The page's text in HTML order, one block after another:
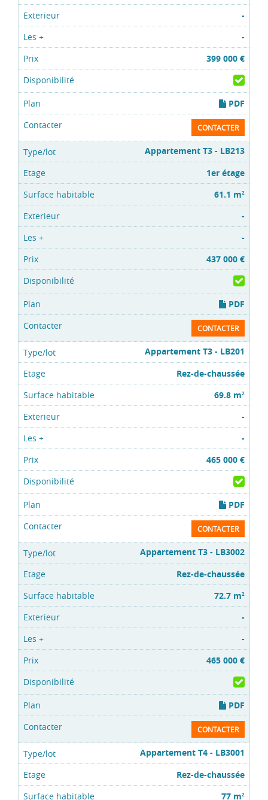
-
-
399 000 €
PDF
CONTACTER
Appartement T3 - LB213
1er étage
61.1 m2
-
-
437 000 €
PDF
CONTACTER
Appartement T3 - LB201
Rez-de-chaussée
69.8 m2
-
-
465 000 €
PDF
CONTACTER
Appartement T3 - LB3002
Rez-de-chaussée
72.7 m2
-
-
465 000 €
PDF
CONTACTER
Appartement T4 - LB3001
Rez-de-chaussée
77 m2